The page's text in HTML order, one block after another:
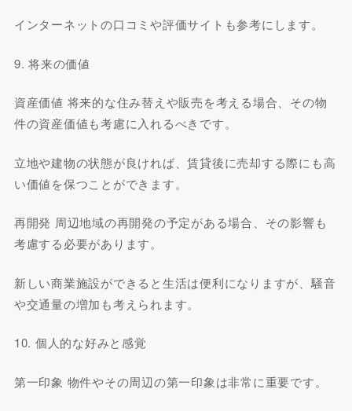
インターネットの口コミや評価サイトも参考にします。
9. 将来の価値
資産価値 将来的な住み替えや販売を考える場合、その物
件の資産価値も考慮に入れるべきです。
立地や建物の状態が良ければ、賃貸後に売却する際にも高
い価値を保つことができます。
再開発 周辺地域の再開発の予定がある場合、その影響も
考慮する必要があります。
新しい商業施設ができると生活は便利になりますが、騒音
や交通量の増加も考えられます。
10. 個人的な好みと感覚
第一印象 物件やその周辺の第一印象は非常に重要です。